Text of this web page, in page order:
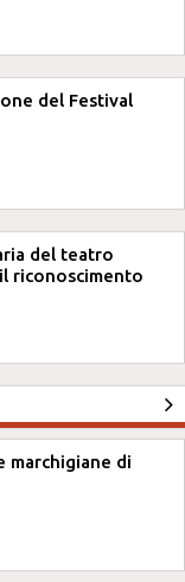
del Festival
del teatro
riconoscimento
marchigiane di